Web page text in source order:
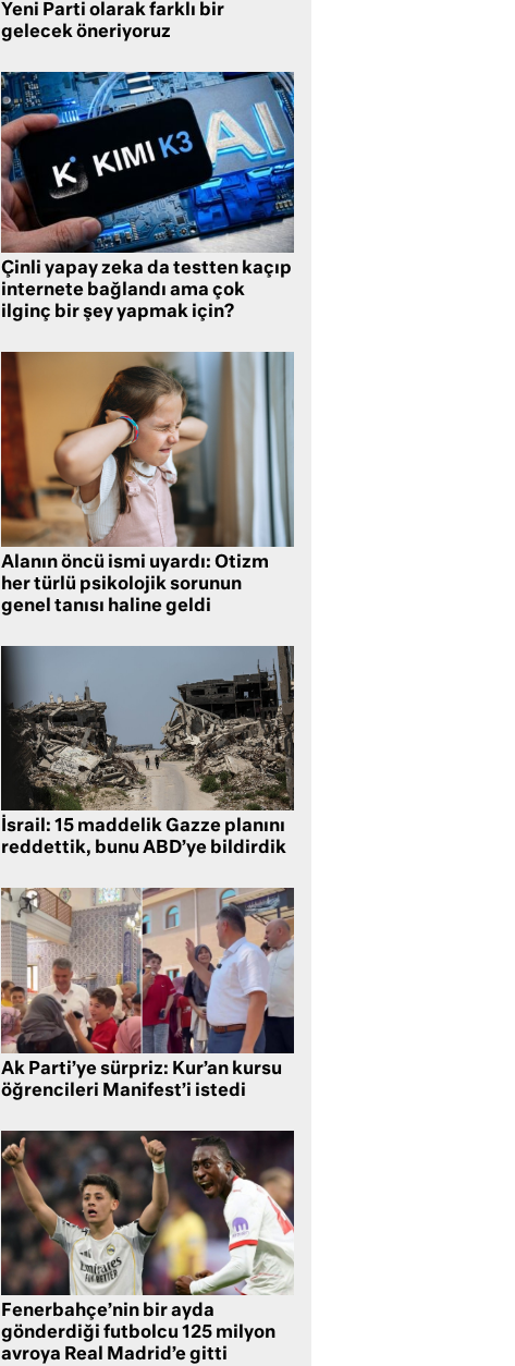
Yeni Parti olarak farklı bir
gelecek öneriyoruz
Çinli yapay zeka da testten kaçıp
internete bağlandı ama çok
ilginç bir şey yapmak için?
Alanın öncü ismi uyardı: Otizm
her türlü psikolojik sorunun
genel tanısı haline geldi
İsrail: 15 maddelik Gazze planını
reddettik, bunu ABD’ye bildirdik
Ak Parti’ye sürpriz: Kur’an kursu
öğrencileri Manifest’i istedi
Fenerbahçe’nin bir ayda
gönderdiği futbolcu 125 milyon
avroya Real Madrid’e gitti